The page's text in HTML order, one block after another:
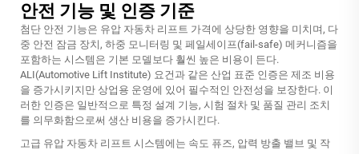
안전 기능 및 인증 기준
첨단 안전 기능은 유압 자동차 리프트 가격에 상당한 영향을 미치며, 다
중 안전 잠금 장치, 하중 모니터링 및 페일세이프(fail-safe) 메커니즘을
포함하는 시스템은 기본 모델보다 훨씬 높은 비용이 든다.
ALI(Automotive Lift Institute) 요건과 같은 산업 표준 인증은 제조 비용
을 증가시키지만 상업용 운영에 있어 필수적인 안전성을 보장한다. 이
러한 인증은 일반적으로 특정 설계 기능, 시험 절차 및 품질 관리 조치
를 의무화함으로써 생산 비용을 증가시킨다.
고급 유압 자동차 리프트 시스템에는 속도 퓨즈, 압력 방출 밸브 및 작